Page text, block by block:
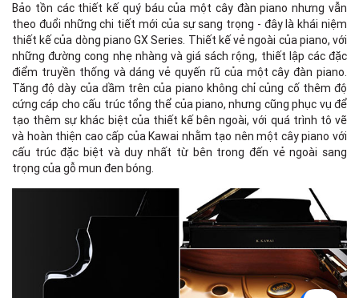
Bảo tồn các thiết kế quý báu của một cây đàn piano nhưng vẫn
theo đuổi những chi tiết mới của sự sang trọng - đây là khái niệm
thiết kế của dòng piano GX Series. Thiết kế vẻ ngoài của piano, với
những đường cong nhẹ nhàng và giá sách rộng, thiết lập các đặc
điểm truyền thống và dáng vẻ quyến rũ của một cây đàn piano.
Tăng độ dày của dầm trên của piano không chỉ củng cố thêm độ
cứng cáp cho cấu trúc tổng thể của piano, nhưng cũng phục vụ để
tạo thêm sự khác biệt của thiết kế bên ngoài, với quá trình tô vẽ
và hoàn thiện cao cấp của Kawai nhằm tạo nên một cây piano với
cấu trúc đặc biệt và duy nhất từ bên trong đến vẻ ngoài sang
trọng của gỗ mun đen bóng.